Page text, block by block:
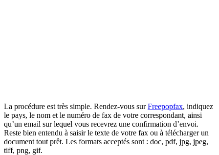
La procédure est très simple. Rendez-vous surFreepopfax, indiquez
le pays, le nom et le numéro de fax de votre correspondant, ainsi
qu’un email sur lequel vous recevrez une confirmation d’envoi.
Reste bien entendu à saisir le texte de votre fax ou à télécharger un
document tout prêt. Les formats acceptés sont : doc, pdf, jpg, jpeg,
tiff, png, gif.